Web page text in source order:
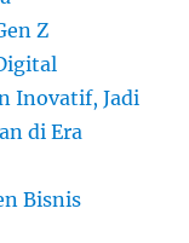
Z
Inovatif, Jadi
di Era
Bisnis